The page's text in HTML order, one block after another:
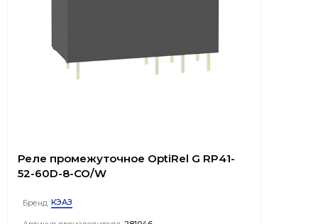
Реле промежуточное OptiRel G RP41-
52-60D-8-CO/W
Бренд КЭАЗ